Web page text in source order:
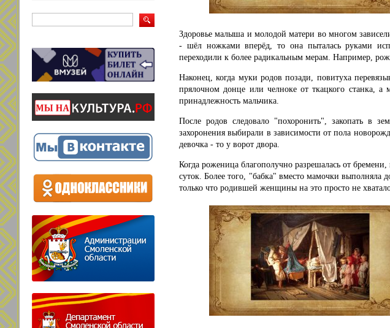
Здоровье малыша и молодой матери во многом
- шёл ножками вперёд, то она пыталась руками
переходили к более радикальным мерам. Например,
Наконец, когда муки родов позади, повитуха
прялочном донце или челноке от ткацкого станка,
принадлежность мальчика.
После родов следовало "похоронить", закопать в
захоронения выбирали в зависимости от пола
девочка - то у ворот двора.
Когда роженица благополучно разрешалась от
суток. Более того, "бабка" вместо мамочки выполняла
только что родившей женщины на это просто не